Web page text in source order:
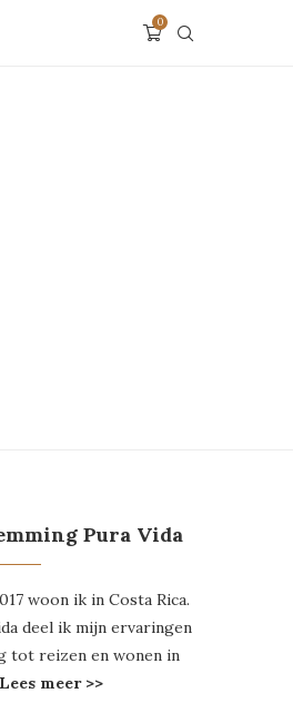
0
Pura Vida
woon ik in Costa Rica.
deel ik mijn ervaringen
tot reizen en wonen in
Lees meer >>